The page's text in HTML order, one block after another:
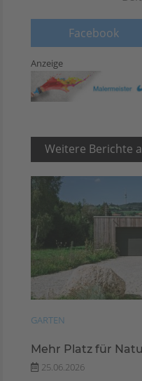
Facebook
Anzeige
Weitere Berichte
GARTEN
Mehr Platz für
25.06.2026